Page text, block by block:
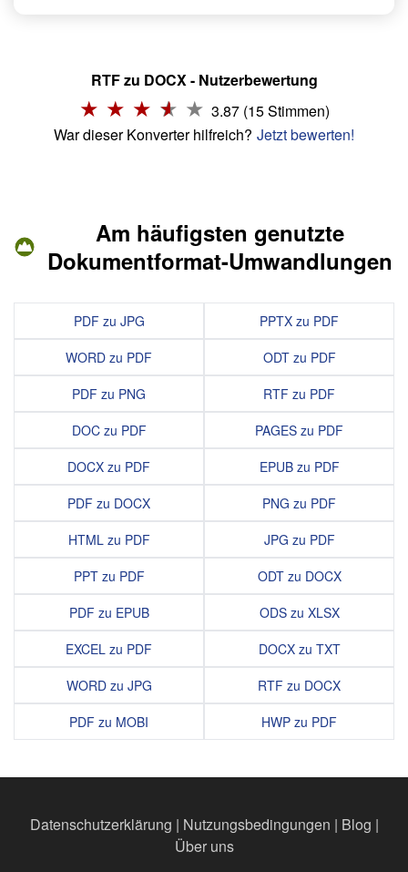
RTF zu DOCX - Nutzerbewertung
3.87 (15 Stimmen)
War dieser Konverter hilfreich? Jetzt bewerten!
Am häufigsten genutzte
Dokumentformat-Umwandlungen
PDF zu JPG
WORD zu PDF
PDF zu PNG
DOC zu PDF
DOCX zu PDF
PDF zu DOCX
HTML zu PDF
PPT zu PDF
PDF zu EPUB
EXCEL zu PDF
WORD zu JPG
PDF zu MOBI
PPTX zu PDF
ODT zu PDF
RTF zu PDF
PAGES zu PDF
EPUB zu PDF
PNG zu PDF
JPG zu PDF
ODT zu DOCX
ODS zu XLSX
DOCX zu TXT
RTF zu DOCX
HWP zu PDF
Datenschutzerklärung | Nutzungsbedingungen | Blog |
Über uns